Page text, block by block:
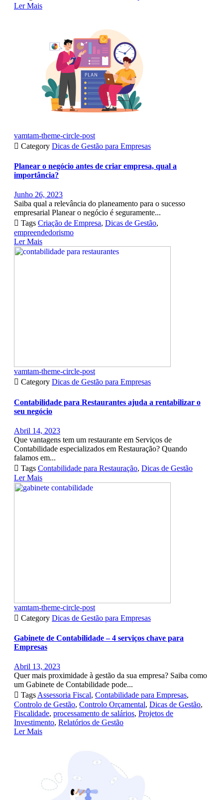
Ler Mais
vamtam-theme-circle-post
 Category Dicas de Gestão para Empresas
Planear o negócio antes de criar empresa, qual a
importância?
Junho 26, 2023
Saiba qual a relevância do planeamento para o sucesso
empresarial Planear o negócio é seguramente...
 Tags Criação de Empresa, Dicas de Gestão,
empreendedorismo
Ler Mais
vamtam-theme-circle-post
 Category Dicas de Gestão para Empresas
Contabilidade para Restaurantes ajuda a rentabilizar o
seu negócio
Abril 14, 2023
Que vantagens tem um restaurante em Serviços de
Contabilidade especializados em Restauração? Quando
falamos em...
 Tags Contabilidade para Restauração, Dicas de Gestão
Ler Mais
vamtam-theme-circle-post
 Category Dicas de Gestão para Empresas
Gabinete de Contabilidade – 4 serviços chave para
Empresas
Abril 13, 2023
Quer mais proximidade à gestão da sua empresa? Saiba como
um Gabinete de Contabilidade pode...
 Tags Assessoria Fiscal, Contabilidade para Empresas,
Controlo de Gestão, Controlo Orçamental, Dicas de Gestão,
Fiscalidade, processamento de salários, Projetos de
Investimento, Relatórios de Gestão
Ler Mais